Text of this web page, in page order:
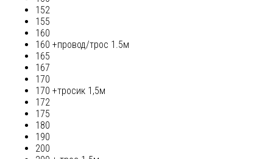
152
155
160
160 +провод/трос 1.5м
165
167
170
170 +тросик 1,5м
172
175
180
190
200